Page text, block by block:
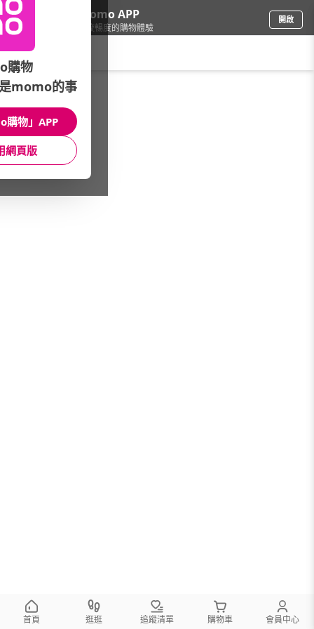
下載momo APP
給你3倍流暢度的購物體驗
開啟
生鮮/冷凍食品/覆熱小吃
館長推薦 月銷量
首頁 逛逛 追蹤清單 購物車 會員中心
購物
momo的事
購物」APP
網頁版